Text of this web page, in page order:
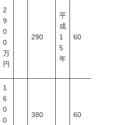
2
9
0
0
万
円
290
平
成
1
5
年
60
1
6
0
0
380 60